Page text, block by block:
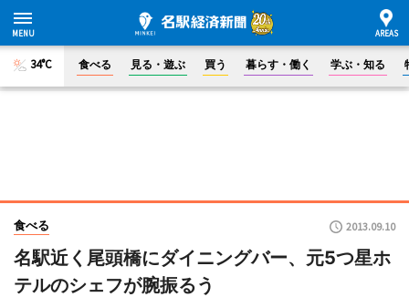
34°C 食べる 見る・遊ぶ 買う 暮らす・働く 学ぶ・知る
食べる 2013.09.10
名駅近く尾頭橋にダイニングバー、元5つ星ホ
テルのシェフが腕振るう